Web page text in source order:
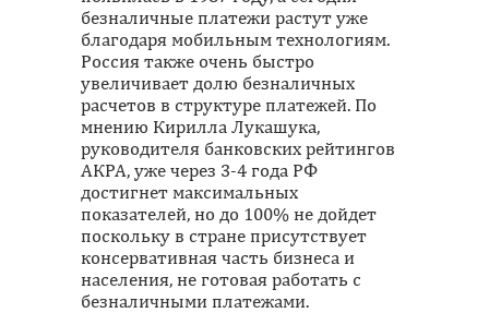
безналичные платежи растут уже
благодаря мобильным технологиям.
Россия также очень быстро
увеличивает долю безналичных
расчетов в структуре платежей. По
мнению Кирилла Лукашука,
руководителя банковских рейтингов
АКРА, уже через 3-4 года РФ
достигнет максимальных
показателей, но до 100% не дойдет
поскольку в стране присутствует
консервативная часть бизнеса и
населения, не готовая работать с
безналичными платежами.